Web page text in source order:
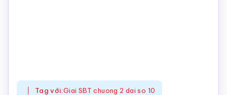
Tag với:Giai SBT chuong 2 dai so 10